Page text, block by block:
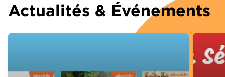
Actualités & Événements